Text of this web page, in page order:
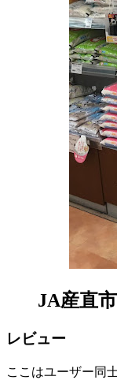
JA産直
レビュー
ここはユーザー同